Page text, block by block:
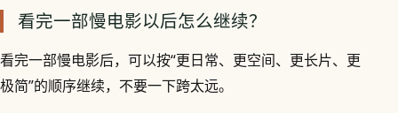
看完一部慢电影以后怎么继续？
看完一部慢电影后，可以按“更日常、更空间、更长片、更
极简”的顺序继续，不要一下跨太远。